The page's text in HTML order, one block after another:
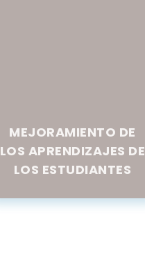
MEJORAMIENTO DE
LOS APRENDIZAJES DE
LOS ESTUDIANTES